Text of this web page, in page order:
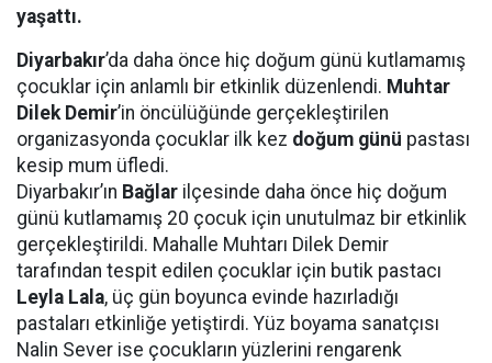
yaşattı.
Diyarbakır’da daha önce hiç doğum günü kutlamamış
çocuklar için anlamlı bir etkinlik düzenlendi. Muhtar
Dilek Demir’in öncülüğünde gerçekleştirilen
organizasyonda çocuklar ilk kez doğum günü pastası
kesip mum üfledi.
Diyarbakır’ın Bağlar ilçesinde daha önce hiç doğum
günü kutlamamış 20 çocuk için unutulmaz bir etkinlik
gerçekleştirildi. Mahalle Muhtarı Dilek Demir
tarafından tespit edilen çocuklar için butik pastacı
Leyla Lala, üç gün boyunca evinde hazırladığı
pastaları etkinliğe yetiştirdi. Yüz boyama sanatçısı
Nalin Sever ise çocukların yüzlerini rengarenk